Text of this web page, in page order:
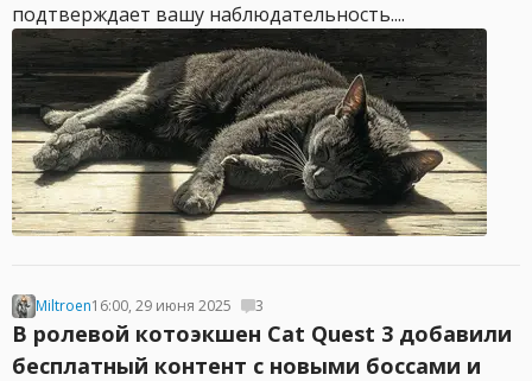
подтверждает вашу наблюдательность....
Miltroen16:00, 29 июня 2025 3
В ролевой котоэкшен Cat Quest 3 добавили
бесплатный контент с новыми боссами и